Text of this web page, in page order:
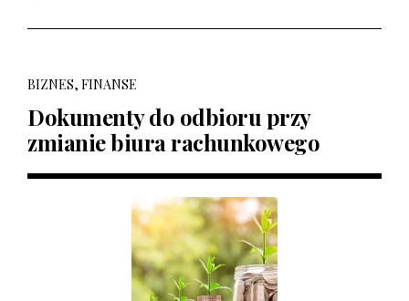
BIZNES, FINANSE
Dokumenty do odbioru przy
zmianie biura rachunkowego